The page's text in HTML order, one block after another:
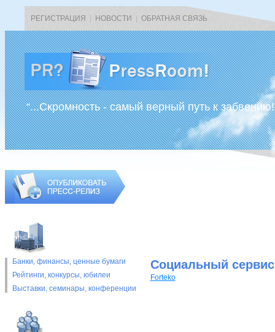
РЕГИСТРАЦИЯ НОВОСТИ ОБРАТНАЯ СВЯЗЬ
“...Скромность - самый верный путь к
Банки, финансы, ценные бумаги
Рейтинги, конкурсы, юбилеи
Выставки, cеминары, конференции
Социальный
Forteko